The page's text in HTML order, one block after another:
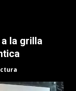
la grilla